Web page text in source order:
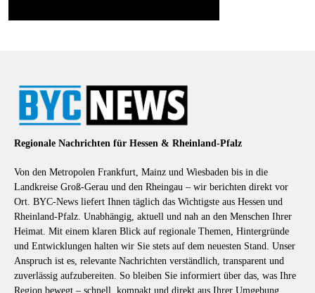
Regionale Nachrichten für Hessen & Rheinland-Pfalz
Von den Metropolen Frankfurt, Mainz und Wiesbaden bis in die
Landkreise Groß-Gerau und den Rheingau – wir berichten direkt vor
Ort. BYC-News liefert Ihnen täglich das Wichtigste aus Hessen und
Rheinland-Pfalz. Unabhängig, aktuell und nah an den Menschen Ihrer
Heimat. Mit einem klaren Blick auf regionale Themen, Hintergründe
und Entwicklungen halten wir Sie stets auf dem neuesten Stand. Unser
Anspruch ist es, relevante Nachrichten verständlich, transparent und
zuverlässig aufzubereiten. So bleiben Sie informiert über das, was Ihre
Region bewegt – schnell, kompakt und direkt aus Ihrer Umgebung.